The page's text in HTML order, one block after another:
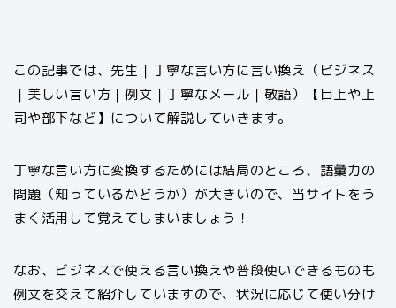
この記事では、先生｜丁寧な言い方に言い換え（ビジネス
｜美しい言い方｜例文｜丁寧なメール｜敬語）【目上や上
司や部下など】について解説していきます。
丁寧な言い方に変換するためには結局のところ、語彙力の
問題（知っているかどうか）が大きいので、当サイトをう
まく活用して覚えてしまいましょう！
なお、ビジネスで使える言い換えや普段使いできるものも
例文を交えて紹介していますので、状況に応じて使い分け